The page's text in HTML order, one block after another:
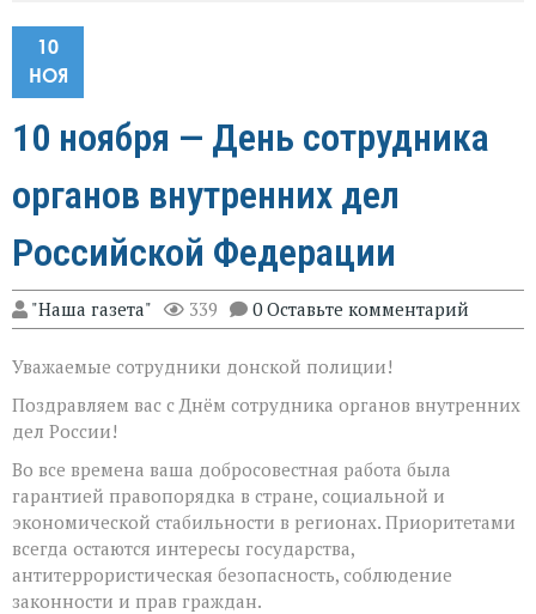
10
НОЯ
10 ноября — День сотрудника
органов внутренних дел
Российской Федерации
"Наша газета" 339 0 Оставьте комментарий
Уважаемые сотрудники донской полиции!
Поздравляем вас с Днём сотрудника органов внутренних
дел России!
Во все времена ваша добросовестная работа была
гарантией правопорядка в стране, социальной и
экономической стабильности в регионах. Приоритетами
всегда остаются интересы государства,
антитеррористическая безопасность, соблюдение
законности и прав граждан.